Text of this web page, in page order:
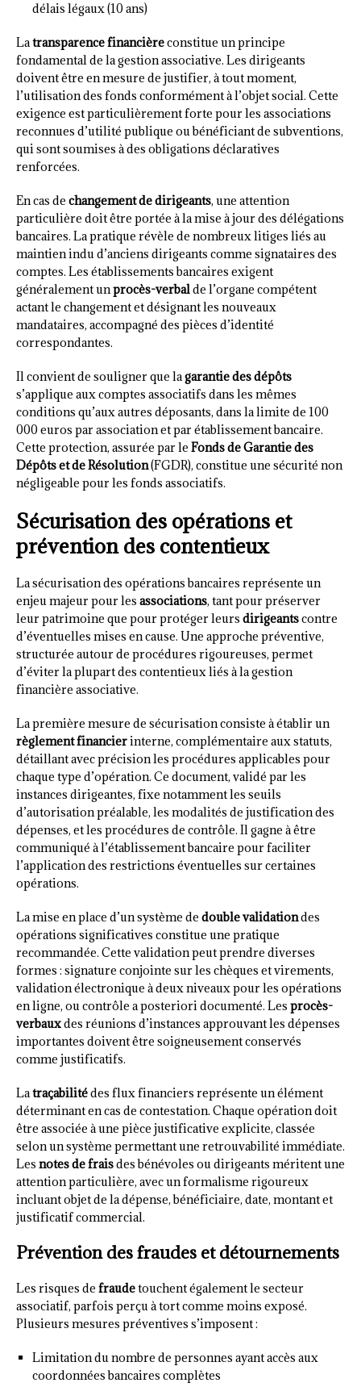
délais légaux (10 ans)
Latransparence financièreconstitue un principe
fondamental de la gestion associative. Les dirigeants
doivent être en mesure de justifier, à tout moment,
l’utilisation des fonds conformément à l’objet social. Cette
exigence est particulièrement forte pour les associations
reconnues d’utilité publique ou bénéficiant de subventions,
qui sont soumises à des obligations déclaratives
renforcées.
En cas de changement de dirigeants, une attention
particulière doit être portée à la mise à jour des délégations
bancaires. La pratique révèle de nombreux litiges liés au
maintien indu d’anciens dirigeants comme signataires des
comptes. Les établissements bancaires exigent
généralement unprocès-verbalde l’organe compétent
actant le changement et désignant les nouveaux
mandataires, accompagné des pièces d’identité
correspondantes.
Il convient de souligner que lagarantie des dépôts
s’applique aux comptes associatifs dans les mêmes
conditions qu’aux autres déposants, dans la limite de 100
000 euros par association et par établissement bancaire.
Cette protection, assurée par le Fonds de Garantie des
Dépôts et de Résolution(FGDR), constitue une sécurité non
négligeable pour les fonds associatifs.
Sécurisation des opérations et
prévention des contentieux
La sécurisation des opérations bancaires représente un
enjeu majeur pour les associations, tant pour préserver
leur patrimoine que pour protéger leurs dirigeantscontre
d’éventuelles mises en cause. Une approche préventive,
structurée autour de procédures rigoureuses, permet
d’éviter la plupart des contentieux liés à la gestion
financière associative.
La première mesure de sécurisation consiste à établir un
règlement financierinterne, complémentaire aux statuts,
détaillant avec précision les procédures applicables pour
chaque type d’opération. Ce document, validé par les
instances dirigeantes, fixe notamment les seuils
d’autorisation préalable, les modalités de justification des
dépenses, et les procédures de contrôle. Il gagne à être
communiqué à l’établissement bancaire pour faciliter
l’application des restrictions éventuelles sur certaines
opérations.
La mise en place d’un système de double validationdes
opérations significatives constitue une pratique
recommandée. Cette validation peut prendre diverses
formes : signature conjointe sur les chèques et virements,
validation électronique à deux niveaux pour les opérations
en ligne, ou contrôle a posteriori documenté. Les procès-
verbauxdes réunions d’instances approuvant les dépenses
importantes doivent être soigneusement conservés
comme justificatifs.
Latraçabilitédes flux financiers représente un élément
déterminant en cas de contestation. Chaque opération doit
être associée à une pièce justificative explicite, classée
selon un système permettant une retrouvabilité immédiate.
Les notes de fraisdes bénévoles ou dirigeants méritent une
attention particulière, avec un formalisme rigoureux
incluant objet de la dépense, bénéficiaire, date, montant et
justificatif commercial.
Prévention des fraudes et détournements
Les risques de fraudetouchent également le secteur
associatif, parfois perçu à tort comme moins exposé.
Plusieurs mesures préventives s’imposent :
Limitation du nombre de personnes ayant accès aux
coordonnées bancaires complètes